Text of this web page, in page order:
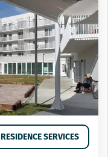
RESIDENCE SERVICES